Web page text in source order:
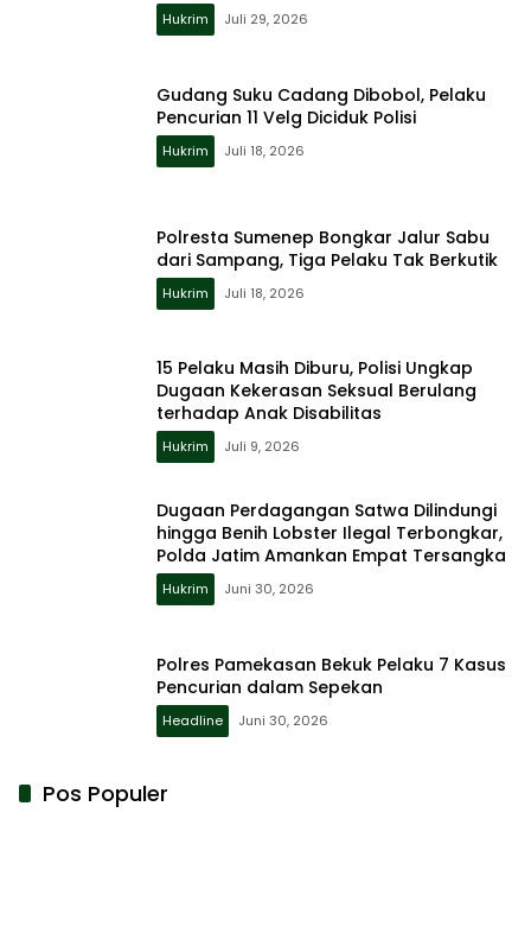
Hukrim Juli 29, 2026
Gudang Suku Cadang Dibobol, Pelaku
Pencurian 11 Velg Diciduk Polisi
Hukrim Juli 18, 2026
Polresta Sumenep Bongkar Jalur Sabu
dari Sampang, Tiga Pelaku Tak Berkutik
Hukrim Juli 18, 2026
15 Pelaku Masih Diburu, Polisi Ungkap
Dugaan Kekerasan Seksual Berulang
terhadap Anak Disabilitas
Hukrim Juli 9, 2026
Dugaan Perdagangan Satwa Dilindungi
hingga Benih Lobster Ilegal Terbongkar,
Polda Jatim Amankan Empat Tersangka
Hukrim Juni 30, 2026
Polres Pamekasan Bekuk Pelaku 7 Kasus
Pencurian dalam Sepekan
Headline Juni 30, 2026
Pos Populer